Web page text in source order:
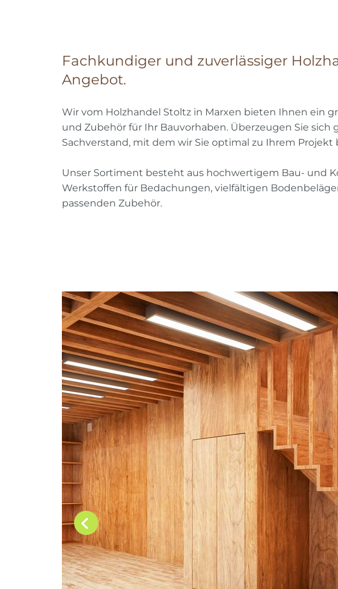
Fachkundiger und zuverlässiger
Angebot.
Wir vom Holzhandel Stoltz in Marxen bieten Ihnen ein
und Zubehör für Ihr Bauvorhaben. Überzeugen Sie
Sachverstand, mit dem wir Sie optimal zu Ihrem Projekt
Unser Sortiment besteht aus hochwertigem Bau- und
Werkstoffen für Bedachungen, vielfältigen
passenden Zubehör.